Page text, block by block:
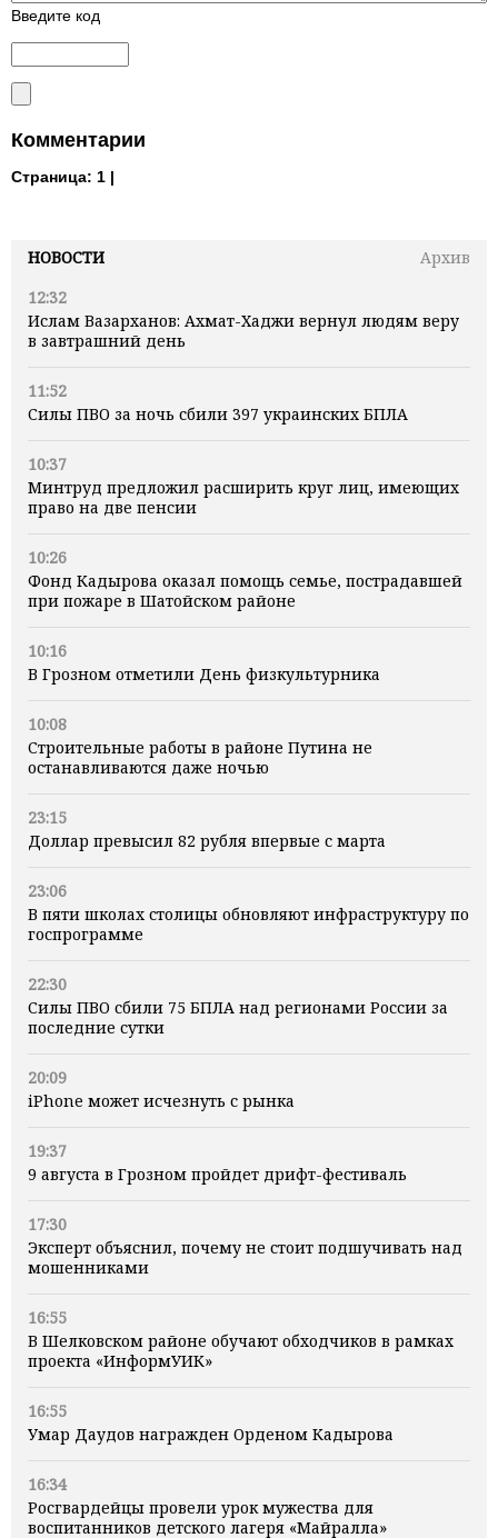
НОВОСТИ
Архив
12:32
Ислам Вазарханов: Ахмат-Хаджи вернул людям веру
в завтрашний день
11:52
Силы ПВО за ночь сбили 397 украинских БПЛА
10:37
Минтруд предложил расширить круг лиц, имеющих
право на две пенсии
10:26
Фонд Кадырова оказал помощь семье, пострадавшей
при пожаре в Шатойском районе
10:16
В Грозном отметили День физкультурника
10:08
Строительные работы в районе Путина не
останавливаются даже ночью
23:15
Доллар превысил 82 рубля впервые с марта
23:06
В пяти школах столицы обновляют инфраструктуру по
госпрограмме
22:30
Силы ПВО сбили 75 БПЛА над регионами России за
последние сутки
20:09
iPhone может исчезнуть с рынка
19:37
9 августа в Грозном пройдет дрифт-фестиваль
17:30
Эксперт объяснил, почему не стоит подшучивать над
мошенниками
16:55
В Шелковском районе обучают обходчиков в рамках
проекта «ИнформУИК»
16:55
Умар Даудов награжден Орденом Кадырова
16:34
Росгвардейцы провели урок мужества для
воспитанников детского лагеря «Майралла»
Введите код
Комментарии
Страница: 1 |